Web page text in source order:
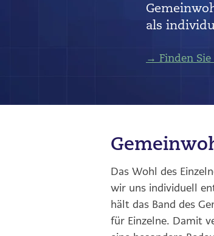
als
→ Finden
Das Wohl des
wir uns individuell
hält das Band des
für Einzelne. Damit